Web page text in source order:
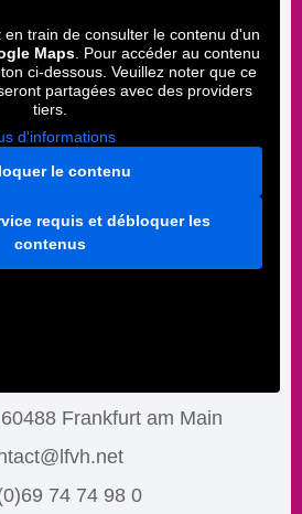
train de consulter le contenu d'un
Maps. Pour accéder au contenu
ci-dessous. Veuillez noter que ce
partagées avec des providers
tiers.
d'informations
le contenu
requis et débloquer les
contenus
Frankfurt am Main
74 74 98 0